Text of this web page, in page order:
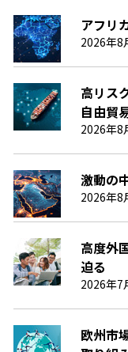
アフリ
2026年8
高リス
自由貿
2026年8
激動の
2026年8
高度外
迫る
2026年7
欧州市